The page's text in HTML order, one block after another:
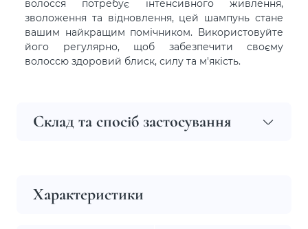
волосся потребує інтенсивного живлення,
зволоження та відновлення, цей шампунь стане
вашим найкращим помічником. Використовуйте
його регулярно, щоб забезпечити своєму
волоссю здоровий блиск, силу та м'якість.
Склад та спосіб застосування
Характеристики